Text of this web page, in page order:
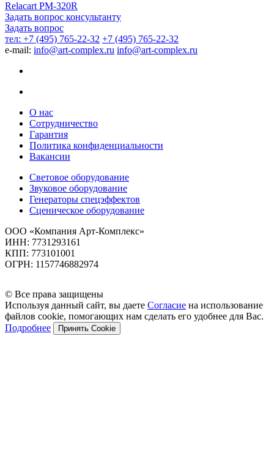
Relacart PM-320R
Задать вопрос консультанту
Задать вопрос
тел: +7 (495) 765-22-32 +7 (495) 765-22-32
e-mail: info@art-complex.ru info@art-complex.ru
О нас
Сотрудничество
Гарантия
Политика конфиденциальности
Вакансии
Световое оборудование
Звуковое оборудование
Генераторы спецэффектов
Сценическое оборудование
ООО «Компания Арт-Комплекс»
ИНН: 7731293161
КПП: 773101001
ОГРН: 1157746882974
© Все права защищены
Используя данный сайт, вы даете Согласие на использование
файлов cookie, помогающих нам сделать его удобнее для Вас.
Подробнее
Принять Cookie